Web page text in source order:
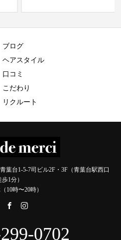
ブログ
ヘアスタイル
口コミ
こだわり
リクルート
葉台1-5-7司ビル2F・3F（青葉台駅西口
歩1分）
10時〜20時）
0702